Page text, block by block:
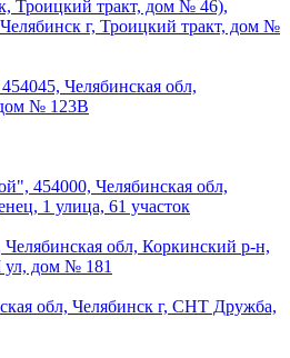
Троицкий тракт, дом № 46),
г, Троицкий тракт, дом №
Челябинская обл,
№ 123В
454000, Челябинская обл,
1 улица, 61 участок
обл, Коркинский р-н,
дом № 181
обл, Челябинск г, СНТ Дружба,